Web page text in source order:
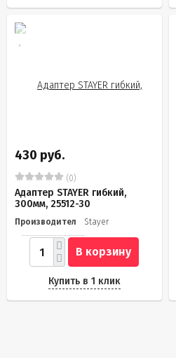
430 руб.
(0)
Адаптер STAYER гибкий,
300мм, 25512-30
Производитель Stayer
В корзину
Купить в 1 клик